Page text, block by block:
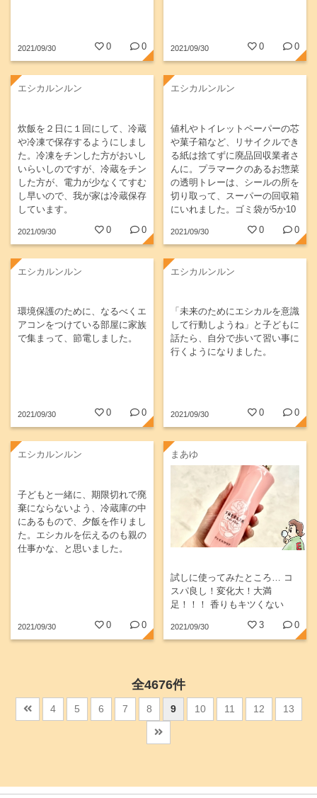
2021/09/30 0 0 2021/09/30 0 0
エシカルンルン
炊飯を２日に１回にして、冷蔵
や冷凍で保存するようにしまし
た。冷凍をチンした方がおいし
いらいしのですが、冷蔵をチン
した方が、電力が少なくてすむ
し早いので、我が家は冷蔵保存
しています。
2021/09/30 0 0
エシカルンルン
値札やトイレットペーパーの芯
や菓子箱など、リサイクルでき
る紙は捨てずに廃品回収業者さ
んに。プラマークのあるお惣菜
の透明トレーは、シールの所を
切り取って、スーパーの回収箱
にいれました。ゴミ袋が5か10
2021/09/30 0 0
エシカルンルン
環境保護のために、なるべくエ
アコンをつけている部屋に家族
で集まって、節電しました。
2021/09/30 0 0
エシカルンルン
「未来のためにエシカルを意識
して行動しようね」と子どもに
話たら、自分で歩いて習い事に
行くようになりました。
2021/09/30 0 0
エシカルンルン
子どもと一緒に、期限切れで廃
棄にならないよう、冷蔵庫の中
にあるもので、夕飯を作りまし
た。エシカルを伝えるのも親の
仕事かな、と思いました。
2021/09/30 0 0
まあゆ
試しに使ってみたところ… コ
スパ良し！変化大！大満
足！！！ 香りもキツくない
しない。そして、ピンクリボン
運動に取り組める！言うこと無
2021/09/30 3 0
全4676件
4 5 6 7 8 9 10 11 12 13